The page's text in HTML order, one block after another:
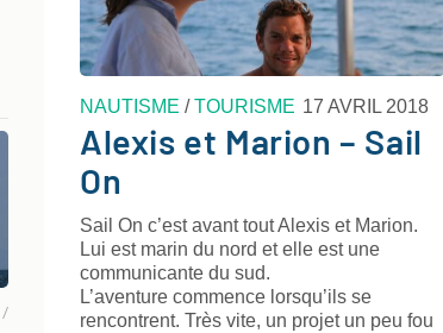
NAUTISME /TOURISME 17 AVRIL 2018
Alexis et Marion – Sail
On
Sail On c’est avant tout Alexis et Marion.
Lui est marin du nord et elle est une
communicante du sud.
L’aventure commence lorsqu’ils se
rencontrent. Très vite, un projet un peu fou
/